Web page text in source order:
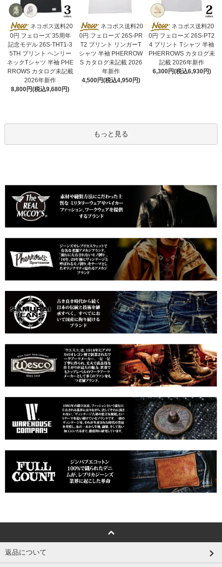
ネコポス送料20
0円 フェローズ 35周年
記念モデル 26S-THT1-3
5TH プリント ヘンリー
ネックTシャツ 半袖 PHE
RROWS カタログ未記載
2026年新作
8,800円(税込9,680円)
ネコポス送料20
0円 フェローズ 26S-PR
T2 プリント リンガーT
シャツ 半袖 PHERROW
S カタログ未記載 2026
年新作
4,500円(税込4,950円)
ネコポス送料20
0円 フェローズ 26S-PT2
4 プリント Tシャツ 半袖
PHERROWS カタログ未
記載 2026年新作
6,300円(税込6,930円)
もっと見る
返品について